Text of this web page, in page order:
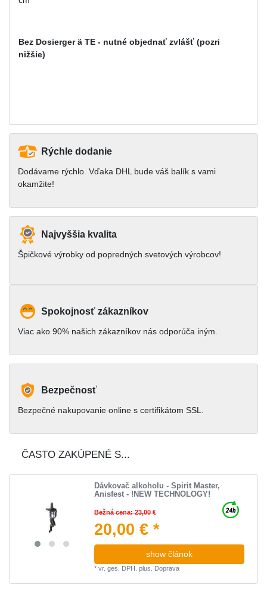
Bez Dosierger ä TE - nutné objednať zvlášť (pozri
nižšie)
Rýchle dodanie
Dodávame rýchlo. Vďaka DHL bude váš balík s vami
okamžite!
Najvyššia kvalita
Špičkové výrobky od popredných svetových výrobcov!
Spokojnosť zákazníkov
Viac ako 90% našich zákazníkov nás odporúča iným.
Bezpečnosť
Bezpečné nakupovanie online s certifikátom SSL.
ČASTO ZAKÚPENÉ S...
Dávkovač alkoholu - Spirit Master,
Anisfest - !NEW TECHNOLOGY!
Bežná cena: 23,00 €
20,00 € *
show článok
*vr. ges. DPH. plus. Doprava